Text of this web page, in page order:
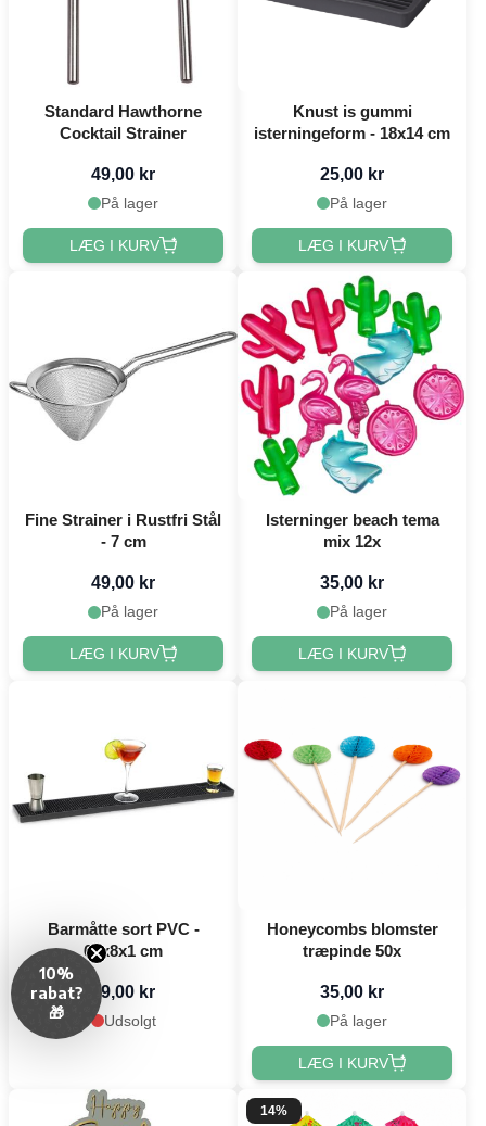
Standard Hawthorne
Cocktail Strainer
49,00 kr
På lager
LÆG I KURV
Knust is gummi
isterningeform - 18x14 cm
25,00 kr
På lager
LÆG I KURV
Fine Strainer i Rustfri Stål
- 7 cm
49,00 kr
På lager
LÆG I KURV
Isterninger beach tema
mix 12x
35,00 kr
På lager
LÆG I KURV
Barmåtte sort PVC -
60x8x1 cm
79,00 kr
Udsolgt
Honeycombs blomster
træpinde 50x
35,00 kr
På lager
LÆG I KURV
14%
10%
rabat?
🎁